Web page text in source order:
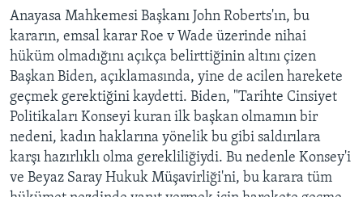
Anayasa Mahkemesi Başkanı John Roberts'ın, bu
kararın, emsal karar Roe v Wade üzerinde nihai
hüküm olmadığını açıkça belirttiğinin altını çizen
Başkan Biden, açıklamasında, yine de acilen harekete
geçmek gerektiğini kaydetti. Biden, "Tarihte Cinsiyet
Politikaları Konseyi kuran ilk başkan olmamın bir
nedeni, kadın haklarına yönelik bu gibi saldırılara
karşı hazırlıklı olma gerekliliğiydi. Bu nedenle Konsey'i
ve Beyaz Saray Hukuk Müşavirliği'ni, bu karara tüm